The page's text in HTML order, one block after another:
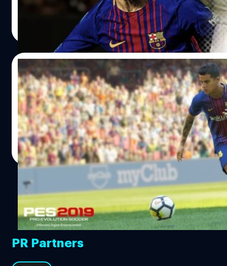
evolution-soccer-2019-pc-demo-releases-on-steam-
ยุโรปเช่น บาร์เซโลน่า, โมนาโก, อินเตอร์ มิลาน, เอซี มิลาน
แชมป์ฟุตบอลโลกปี 2018 ไปครอง มีโหมดให้เลือกเล่นด้วยกั
ศุภกร ประเสริฐศิลป์ | 2938 days ago
09/05/2018
Konami เปิดตัวเกม Pro Evolution Soccer
วินนิ่งภาคใหม่มาแล้วจ้า
วงศกร ปฐมชัยวัฒน์| 3012 days ago
Read More
PR Partners